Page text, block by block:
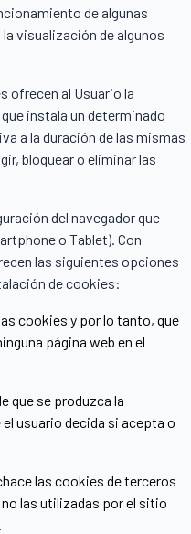
de algunas
visualización de algunos
ofrecen al Usuario la
instala un determinado
a la duración de las mismas
bloquear o eliminar las
del navegador que
o Tablet). Con
las siguientes opciones
de cookies:
cookies y por lo tanto, que
página web en el
que se produzca la
usuario decida si acepta o
las cookies de terceros
las utilizadas por el sitio